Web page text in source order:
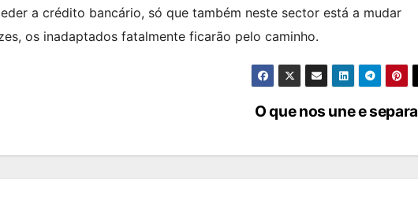
a crédito bancário, só que também neste sector está a mudar
os inadaptados fatalmente ficarão pelo caminho.
O que nos une e separa